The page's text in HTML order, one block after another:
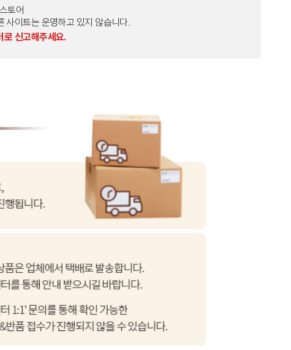
토어
이트는 운영하고 있지 않습니다.
로 신고해주세요.